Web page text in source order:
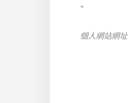
*
個人網站網址